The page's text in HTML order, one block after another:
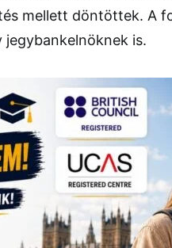
mellett döntöttek. A
jegybankelnöknek is.